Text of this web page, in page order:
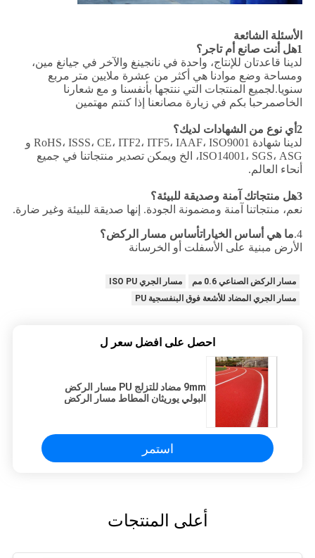
الأسئلة الشائعة
1هل أنت صانع أم تاجر؟
لدينا قاعدتان للإنتاج، واحدة في نانجينغ والآخر في جيانغ مين،
ومساحة وضع موادنا هي أكثر من عشرة ملايين متر مربع
سنويا.لجميع المنتجات التي ننتجها بأنفسنا و مع شعارنا
الخاصمرحبا بكم في زيارة مصانعنا إذا كنتم مهتمين
2أي نوع من الشهادات لديك؟
لدينا شهادة RoHS، ISSS، CE، ITF2، ITF5، IAAF، ISO9001 و
ISO14001، SGS، ASG، الخ ويمكن تصدير منتجاتنا في جميع
أنحاء العالم.
3هل منتجاتك آمنة وصديقة للبيئة؟
نعم، منتجاتنا آمنة ومضمونة الجودة. إنها صديقة للبيئة وغير ضارة.
4. ما هي أساس الخياراتأساس مسار الركض؟
الأرض مبنية على الأسفلت أو الخرسانة
مسار الركض الصناعي 0.6 مم
مسار الجري ISO PU
مسار الجري المضاد للأشعة فوق البنفسجية PU
احصل على افضل سعر ل
9mm مضاد للتزلج PU مسار الركض
البولي يوريثان المطاط مسار الركض
استمر
أعلى المنتجات